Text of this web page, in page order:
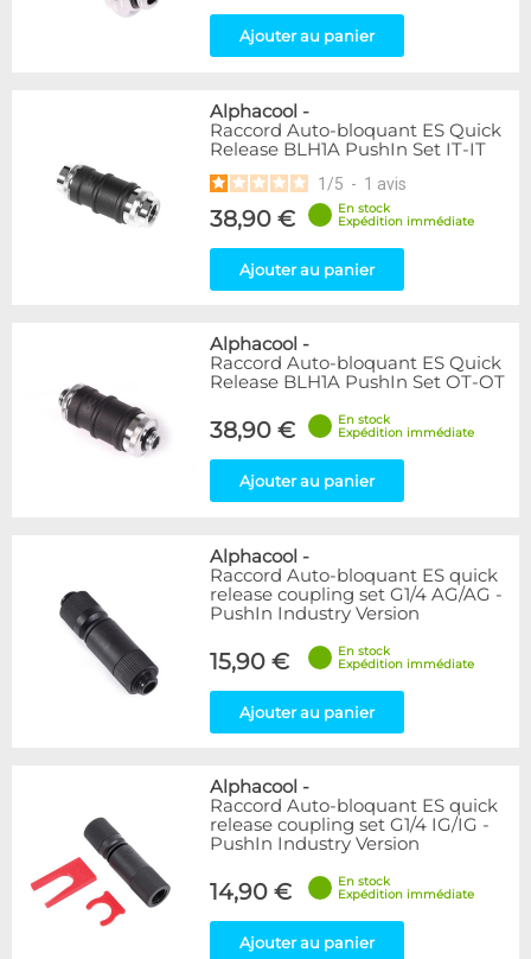
Ajouter au panier
Alphacool -
Raccord Auto-bloquant ES Quick
Release BLH1A PushIn Set IT-IT
1 /5 - 1 avis
38,90 €
En stock
Expédition immédiate
Ajouter au panier
Alphacool -
Raccord Auto-bloquant ES Quick
Release BLH1A PushIn Set OT-OT
38,90 €
En stock
Expédition immédiate
Ajouter au panier
Alphacool -
Raccord Auto-bloquant ES quick
release coupling set G1/4 AG/AG -
PushIn Industry Version
15,90 €
En stock
Expédition immédiate
Ajouter au panier
Alphacool -
Raccord Auto-bloquant ES quick
release coupling set G1/4 IG/IG -
PushIn Industry Version
14,90 €
En stock
Expédition immédiate
Ajouter au panier